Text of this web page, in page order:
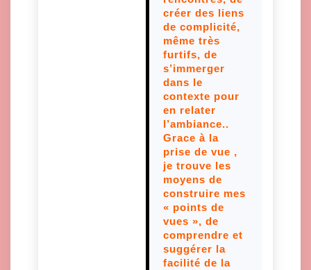
créer des liens
de complicité,
même très
furtifs, de
s’immerger
dans le
contexte pour
en relater
l’ambiance..
Grace à la
prise de vue ,
je trouve les
moyens de
construire mes
« points de
vues », de
comprendre et
suggérer la
facilité de la